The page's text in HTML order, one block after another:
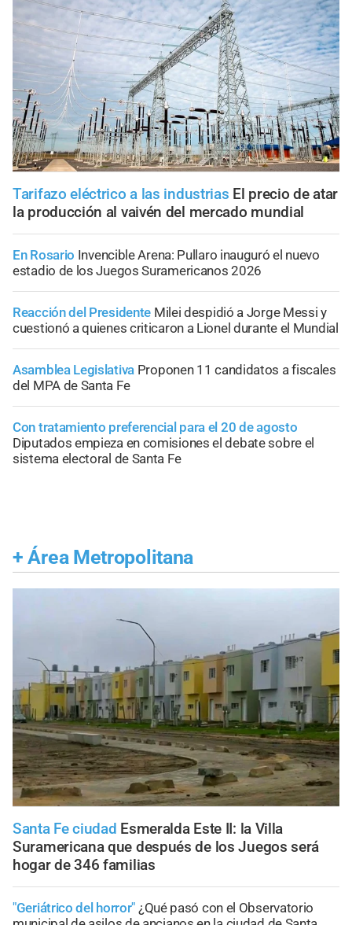
Tarifazo eléctrico a las industrias El precio de atar
la producción al vaivén del mercado mundial
En Rosario Invencible Arena: Pullaro inauguró el nuevo
estadio de los Juegos Suramericanos 2026
Reacción del Presidente Milei despidió a Jorge Messi y
cuestionó a quienes criticaron a Lionel durante el Mundial
Asamblea Legislativa Proponen 11 candidatos a fiscales
del MPA de Santa Fe
Con tratamiento preferencial para el 20 de agosto
Diputados empieza en comisiones el debate sobre el
sistema electoral de Santa Fe
+ Área Metropolitana
Santa Fe ciudad Esmeralda Este II: la Villa
Suramericana que después de los Juegos será
hogar de 346 familias
"Geriátrico del horror" ¿Qué pasó con el Observatorio